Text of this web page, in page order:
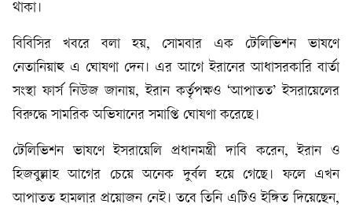
থাকা।
বিবিসির খবরে বলা হয়, সোমবার এক টেলিভিশন ভাষণে
নেতানিয়াহু এ ঘোষণা দেন। এর আগে ইরানের আধাসরকারি বার্তা
সংস্থা ফার্স নিউজ জানায়, ইরান কর্তৃপক্ষও ‘আপাতত’ ইসরায়েলের
বিরুদ্ধে সামরিক অভিযানের সমাপ্তি ঘোষণা করেছে।
টেলিভিশন ভাষণে ইসরায়েলি প্রধানমন্ত্রী দাবি করেন, ইরান ও
হিজবুল্লাহ আগের চেয়ে অনেক দুর্বল হয়ে গেছে। ফলে এখন
আপাতত হামলার প্রয়োজন নেই। তবে তিনি এটিও ইঙ্গিত দিয়েছেন,